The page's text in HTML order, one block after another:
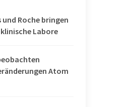
und Roche bringen
Labore
Atom